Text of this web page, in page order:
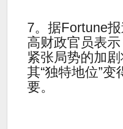
7。据Fortune
高财政官员表
紧张局势的加
其“独特地位”变
要。